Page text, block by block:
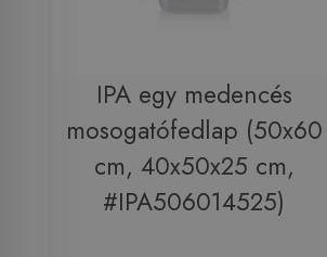
IPA egy medencés
mosogatófedlap (50x60
cm, 40x50x25 cm,
#IPA506014525)